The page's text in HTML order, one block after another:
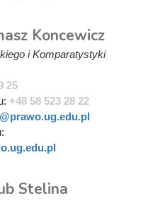
Koncewicz
i Komparatystyki
25
+48 58 523 28 22
Stelina